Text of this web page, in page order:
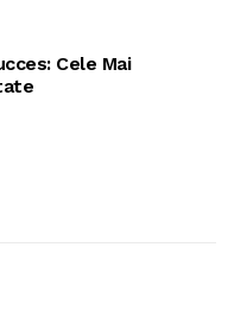
Cele Mai